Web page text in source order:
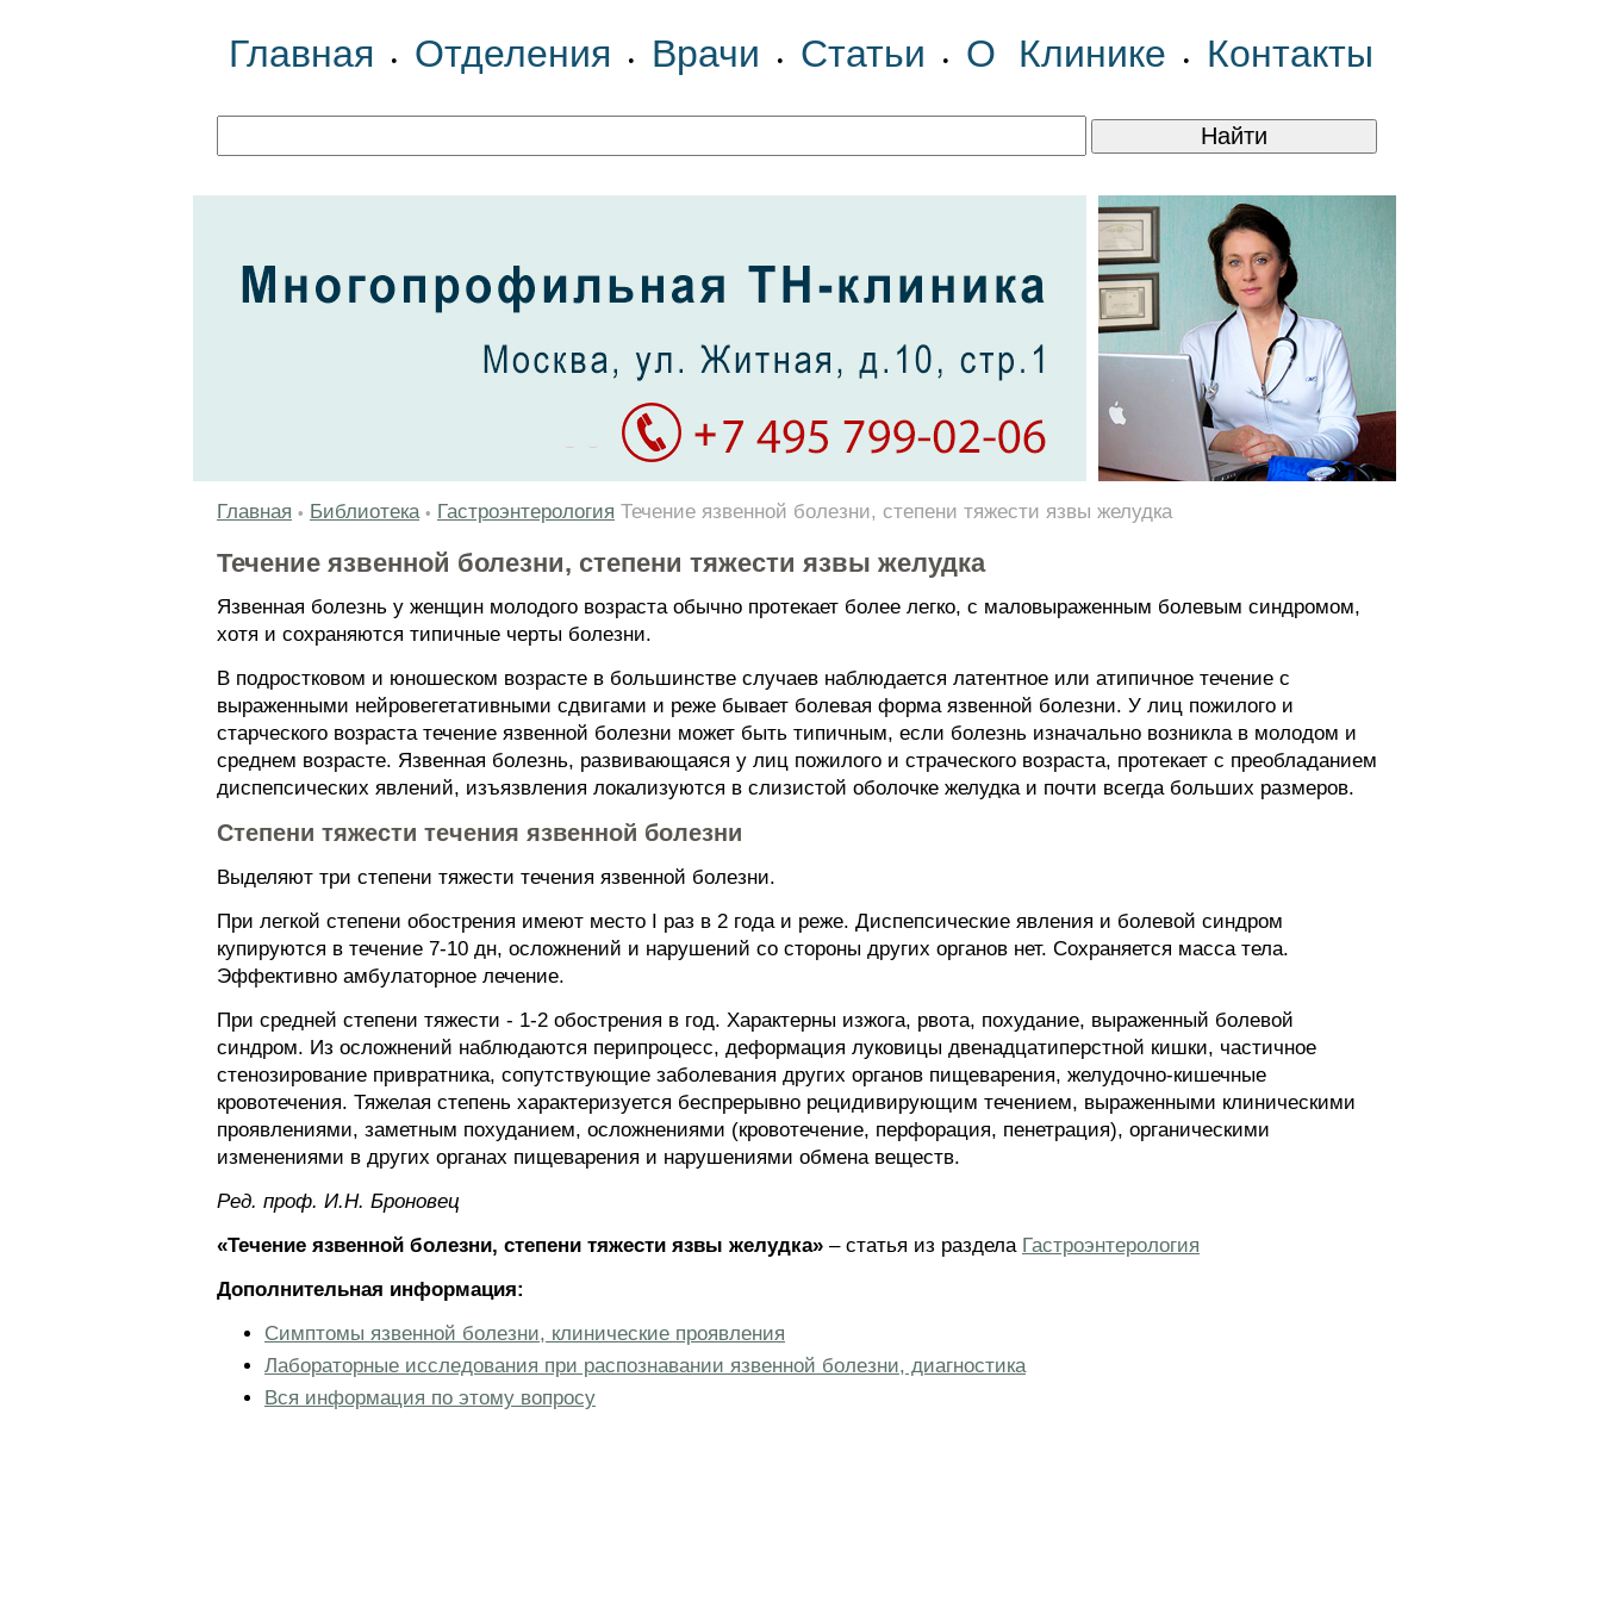
Главная • Отделения • Врачи • Статьи • О Клинике • Контакты
Главная • Библиотека • Гастроэнтерология Течение язвенной болезни, степени тяжести язвы желудка
Течение язвенной болезни, степени тяжести язвы желудка
Язвенная болезнь у женщин молодого возраста обычно протекает более легко, с маловыраженным болевым синдромом,
хотя и сохраняются типичные черты болезни.
В подростковом и юношеском возрасте в большинстве случаев наблюдается латентное или атипичное течение с
выраженными нейровегетативными сдвигами и реже бывает болевая форма язвенной болезни. У лиц пожилого и
старческого возраста течение язвенной болезни может быть типичным, если болезнь изначально возникла в молодом и
среднем возрасте. Язвенная болезнь, развивающаяся у лиц пожилого и страческого возраста, протекает с преобладанием
диспепсических явлений, изъязвления локализуются в слизистой оболочке желудка и почти всегда больших размеров.
Степени тяжести течения язвенной болезни
Выделяют три степени тяжести течения язвенной болезни.
При легкой степени обострения имеют место I раз в 2 года и реже. Диспепсические явления и болевой синдром
купируются в течение 7-10 дн, осложнений и нарушений со стороны других органов нет. Сохраняется масса тела.
Эффективно амбулаторное лечение.
При средней степени тяжести - 1-2 обострения в год. Характерны изжога, рвота, похудание, выраженный болевой
синдром. Из осложнений наблюдаются перипроцесс, деформация луковицы двенадцатиперстной кишки, частичное
стенозирование привратника, сопутствующие заболевания других органов пищеварения, желудочно-кишечные
кровотечения. Тяжелая степень характеризуется беспрерывно рецидивирующим течением, выраженными клиническими
проявлениями, заметным похуданием, осложнениями (кровотечение, перфорация, пенетрация), органическими
изменениями в других органах пищеварения и нарушениями обмена веществ.
Ред. проф. И.Н. Броновец
«Течение язвенной болезни, степени тяжести язвы желудка» – статья из раздела Гастроэнтерология
Дополнительная информация:
Симптомы язвенной болезни, клинические проявления
Лабораторные исследования при распознавании язвенной болезни, диагностика
Вся информация по этому вопросу